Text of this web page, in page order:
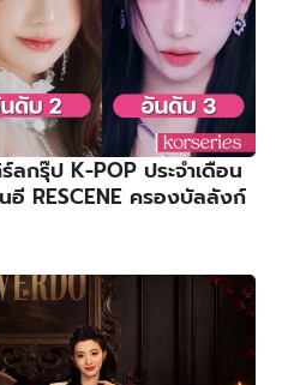
กรุ๊ป K-POP ประจำเดือน
RESCENE ครองบัลลังก์